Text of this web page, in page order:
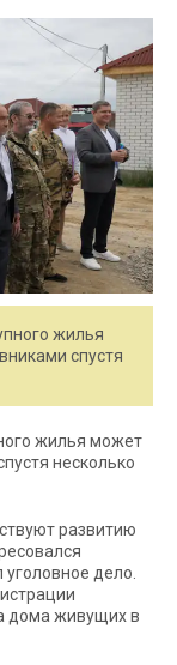
жилья
спустя
жилья может
несколько
развитию
дело.
дома живущих в